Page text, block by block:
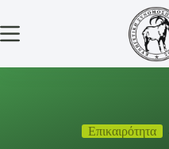
περιεχόμενο
Επικαιρότητα